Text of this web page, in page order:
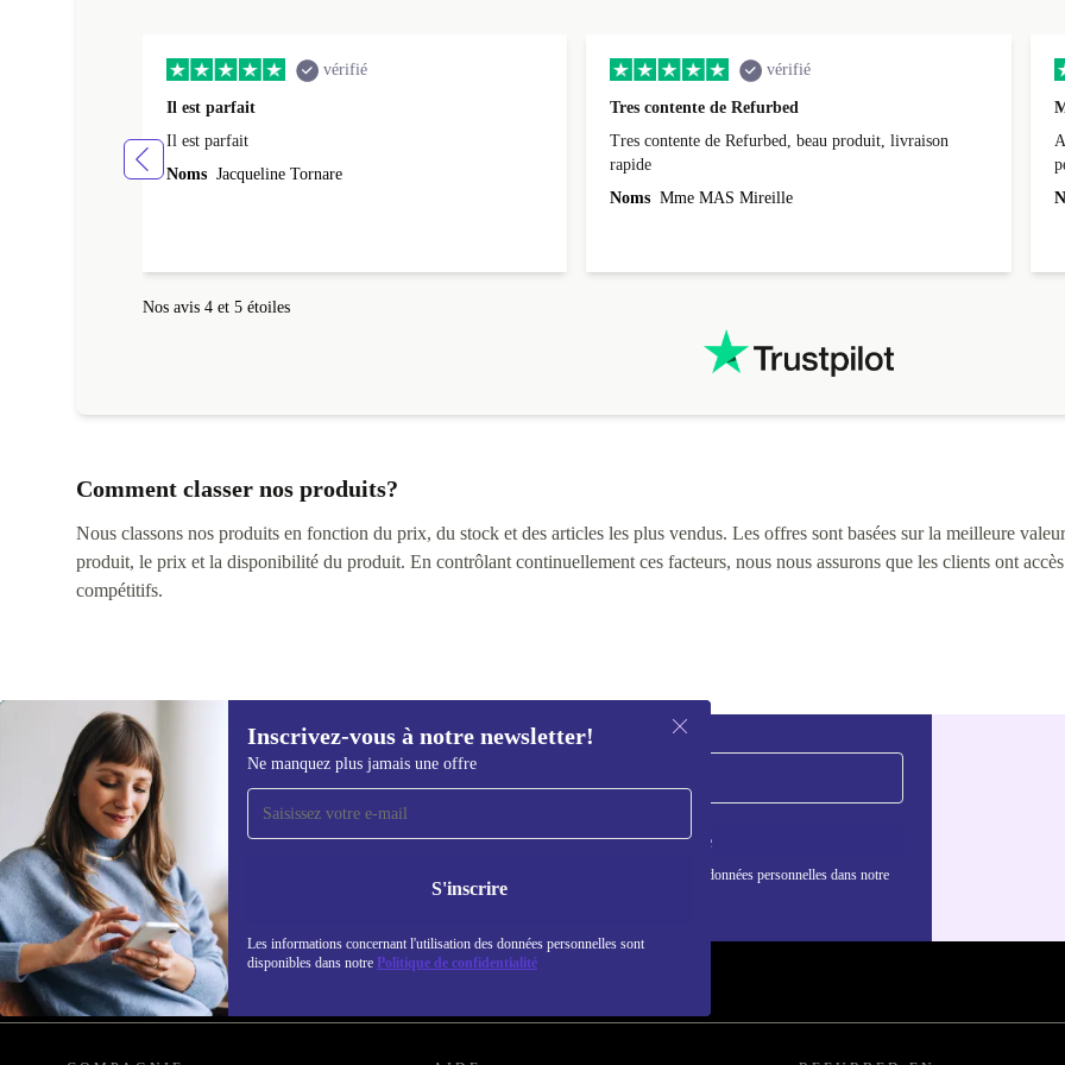
vérifié
Il est parfait
Il est parfait
Noms Jacqueline Tornare
vérifié
Tres contente de Refurbed
Tres contente de Refurbed, beau produit, livraison
rapide
Noms Mme MAS Mireille
Nos avis 4 et 5 étoiles
Comment classer nos produits?
Nous classons nos produits en fonction du prix, du stock et des articles les plus vendus. Les offres sont basées sur la meilleure
produit, le prix et la disponibilité du produit. En contrôlant continuellement ces facteurs, nous nous assurons que les clients ont
compétitifs.
Inscrivez-vous à notre newsletter!
Ne manquez plus jamais une offre
S'inscrire
Les informations concernant l'utilisation des données personnelles sont
disponibles dans notre Politique de confidentialité
Recevoir offres et infos de
refurbed par mail
Ne manquez plus aucune offre.
S'inscrire
Retrouvez les informations sur l'utilisation des données personnelles dans notre
politique de confidentialité
REFURBED FRANCE - RETHINK NEW.